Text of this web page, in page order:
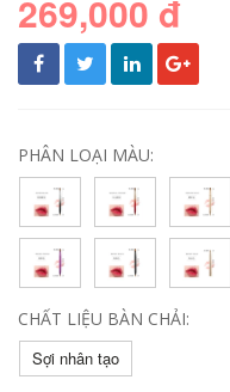
269,000 đ
PHÂN LOẠI MÀU:
CHẤT LIỆU BÀN CHẢI:
Sợi nhân tạo